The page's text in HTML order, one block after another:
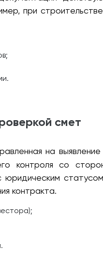
при
смет
на выявление
контроля со
контракта.